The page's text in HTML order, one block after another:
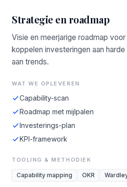
Strategie en roadmap
Visie en meerjarige roadmap
koppelen investeringen aan
aan trends.
WAT WE OPLEVEREN
Capability-scan
Roadmap met mijlpalen
Investerings-plan
KPI-framework
TOOLING & METHODIEK
Capability mapping OKR